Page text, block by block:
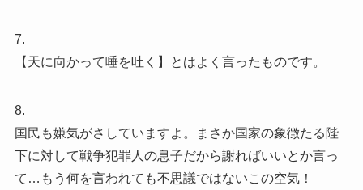
7.
【天に向かって唾を吐く】とはよく言ったものです。
8.
国民も嫌気がさしていますよ。まさか国家の象徴たる陛
下に対して戦争犯罪人の息子だから謝ればいいとか言っ
て…もう何を言われても不思議ではないこの空気！